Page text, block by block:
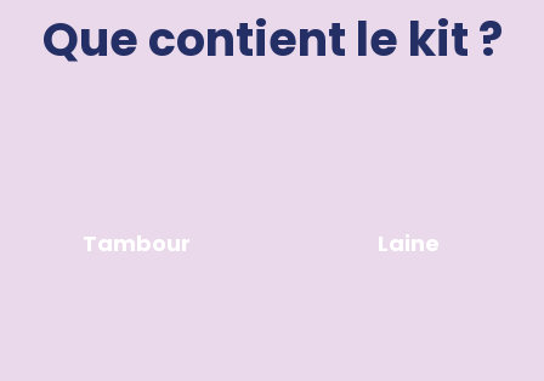
Que contient le kit ?
Tambour Laine